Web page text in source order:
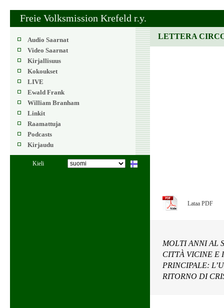
Freie Volksmission Krefeld r.y.
Audio Saarnat
Video Saarnat
Kirjallisuus
Kokoukset
LIVE
Ewald Frank
William Branham
Linkit
Raamattuja
Podcasts
Kirjaudu
Kieli
LETTERA
Lataa PDF
MOLTI ANNI AL
CITTÀ VICINE E
PRINCIPALE:
RITORNO DI